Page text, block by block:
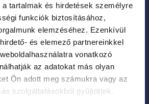
tartalmak és hirdetések személyre
funkciók biztosításához,
elemzéséhez. Ezenkívül
és elemező partnereinkkel
vonatkozó
az adatokat más olyan
Ön adott meg számukra vagy az
szolgáltatásokból gyűjtöttek.
ellenáll a
és hosszú távon
megjelenését.